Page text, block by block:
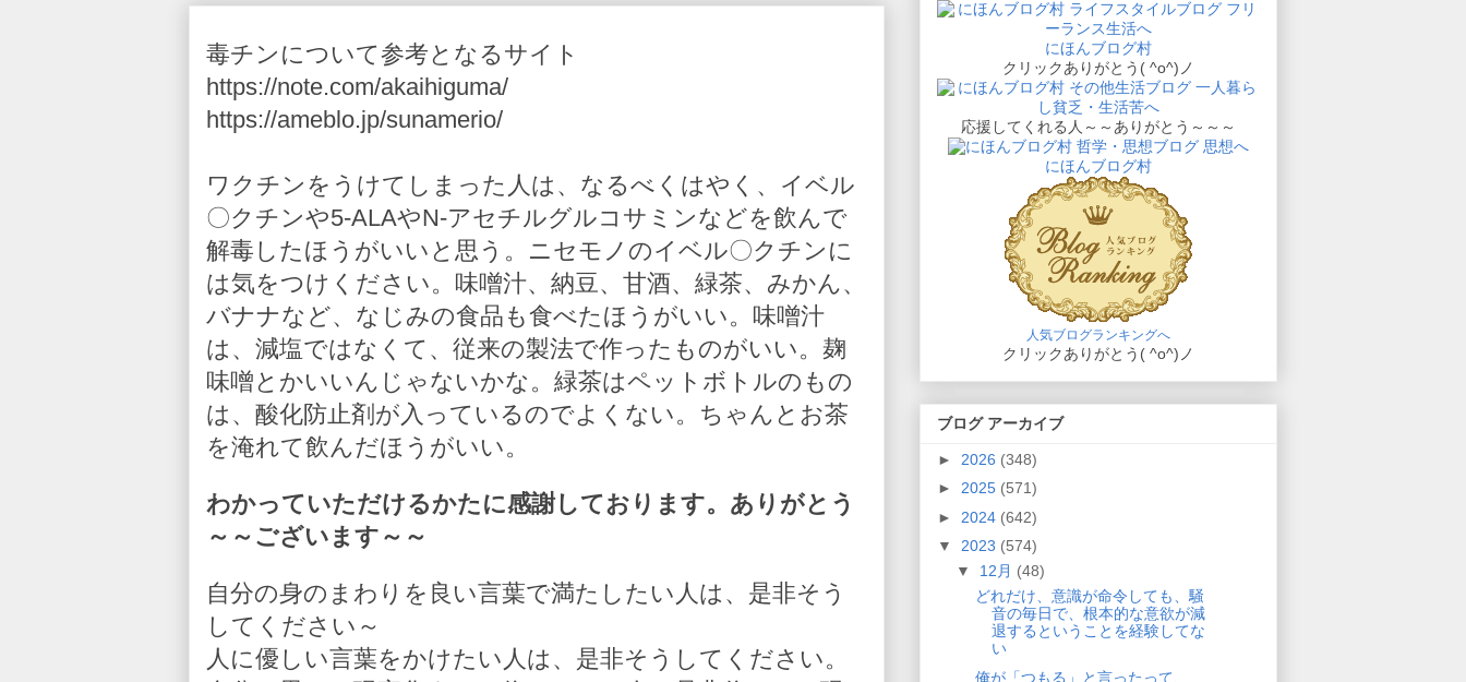
毒チンについて参考となるサイト
https://note.com/akaihiguma/
https://ameblo.jp/sunamerio/
ワクチンをうけてしまった人は、なるべくはやく、イベル
〇クチンや5-ALAやN-アセチルグルコサミンなどを飲んで
解毒したほうがいいと思う。ニセモノのイベル〇クチンに
は気をつけください。味噌汁、納豆、甘酒、緑茶、みかん、
バナナなど、なじみの食品も食べたほうがいい。味噌汁
は、減塩ではなくて、従来の製法で作ったものがいい。麹
味噌とかいいんじゃないかな。緑茶はペットボトルのもの
は、酸化防止剤が入っているのでよくない。ちゃんとお茶
を淹れて飲んだほうがいい。
わかっていただけるかたに感謝しております。ありがとう
～～ございます～～
自分の身のまわりを良い言葉で満たしたい人は、是非そう
してください～
人に優しい言葉をかけたい人は、是非そうしてください。
にほんブログ村
クリックありがとう( ^o^)ノ
応援してくれる人～～ありがとう～～～
にほんブログ村
人気ブログランキングへ
クリックありがとう( ^o^)ノ
ブログ アーカイブ
► 2026 (348)
► 2025 (571)
► 2024 (642)
▼ 2023 (574)
▼ 12月 (48)
どれだけ、意識が命令しても、騒
音の毎日で、根本的な意欲が減
退するということを経験してな
い
俺が「つもる」と言ったって、